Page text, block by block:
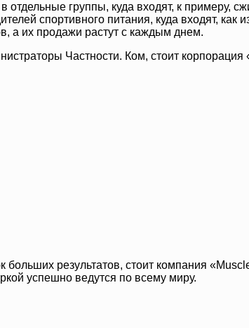
группы, куда входят, к примеру,
спортивного питания, куда входят, как
а их продажи растут с каждым днем.
Частности. Ком, стоит корпорация
результатов, стоит компания
успешно ведутся по всему миру.